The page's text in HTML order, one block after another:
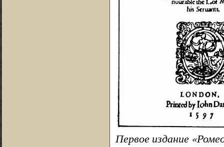
Первое издание